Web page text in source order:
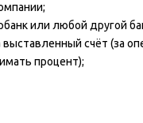
или любой другой
счёт (за
процент);